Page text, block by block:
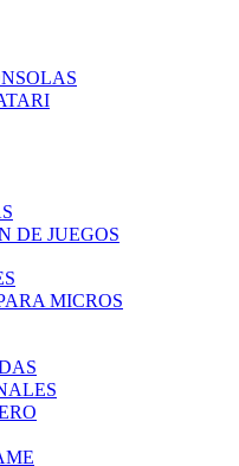
DE JUEGOS
MICROS